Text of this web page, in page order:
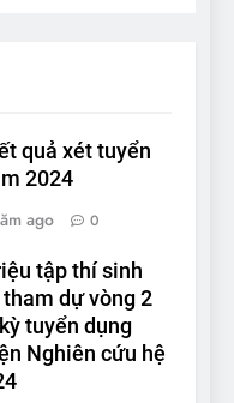
quả xét tuyển
2024
ago 0
tập thí sinh
dự vòng 2
tuyển dụng
Nghiên cứu hệ